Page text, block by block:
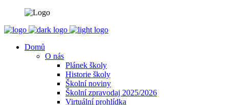
Domů
O nás
Plánek školy
Historie školy
Školní noviny
Školní zpravodaj 2025/2026
Virtuální prohlídka